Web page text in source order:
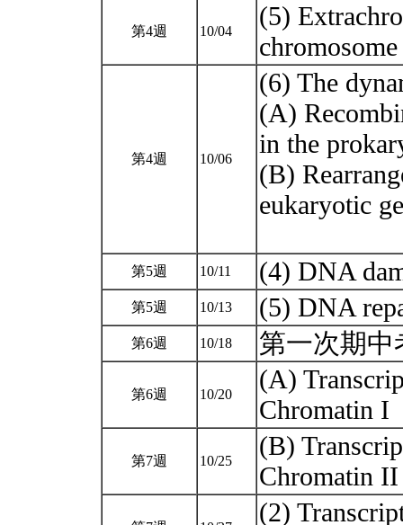
第4週 10/04
(5)
第4週 10/06
(6) The
(A)
in the
(B)
eukaryotic
第5週 10/11 (4) DNA
第5週 10/13 (5) DNA
第6週 10/18 第一次期中
第6週 10/20
(A)
Chromatin I
第7週 10/25
(B)
Chromatin
(2)